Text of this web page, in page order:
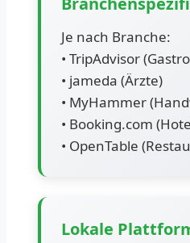
Je nach Branche:
• TripAdvisor
• jameda (Ärzte)
• MyHammer
• Booking.com
• OpenTable
Lokale